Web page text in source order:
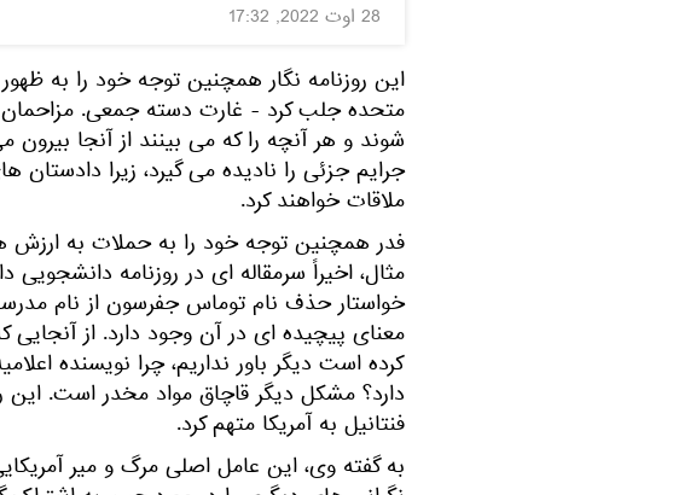
28 اوت 2022, 17:32
این روزنامه نگار همچنین توجه خود را به
متحده جلب کرد - غارت دسته جمعی.
شوند و هر آنچه را که می بینند از آنجا
جرایم جزئی را نادیده می گیرد، زیرا
ملاقات خواهند کرد.
فدر همچنین توجه خود را به حملات به ارزش
مثال، اخیراً سرمقاله ای در روزنامه
خواستار حذف نام توماس جفرسون از نام
معنای پیچیده ای در آن وجود دارد. از آنجایی
کرده است دیگر باور نداریم، چرا نویسنده
دارد؟ مشکل دیگر قاچاق مواد مخدر است. این
فنتانیل به آمریکا متهم کرد.